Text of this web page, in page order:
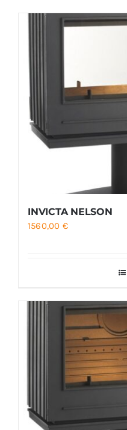
INVICTA NELSON
1560,00 €